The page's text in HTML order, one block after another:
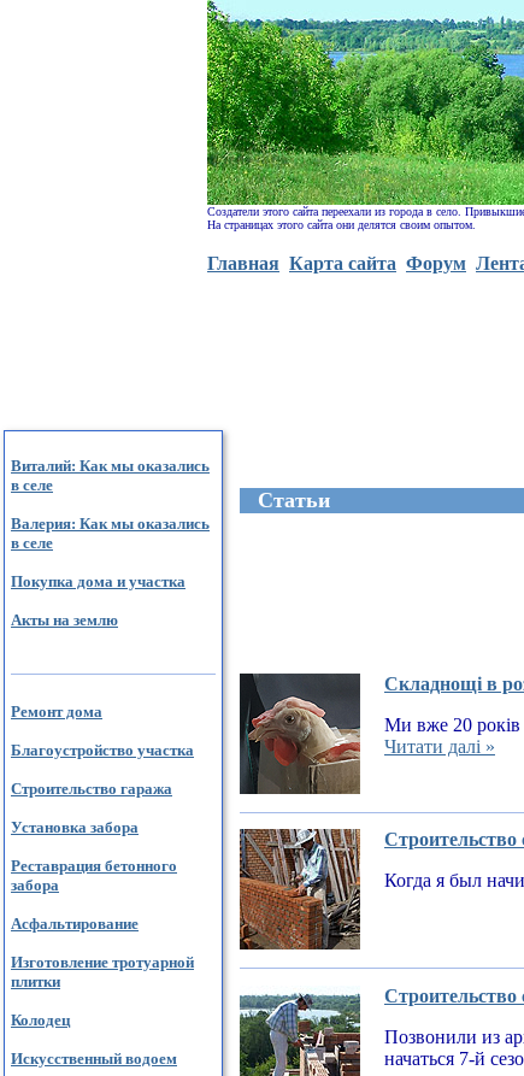
Создатели этого сайта переехали из города в село.
На страницах этого сайта они делятся своим опытом.
Главная Карта сайта Форум
Виталий: Как мы оказались
в селе
Валерия: Как мы оказались
в селе
Покупка дома и участка
Акты на землю
Ремонт дома
Благоустройство участка
Строительство гаража
Установка забора
Реставрация бетонного
забора
Асфальтирование
Изготовление тротуарной
плитки
Колодец
Искусственный водоем
Cтатьи
Складнощі в
Ми вже 20 років
Читати далі »
Строительство
Когда я был
Строительство
Позвонили из
начаться 7-й